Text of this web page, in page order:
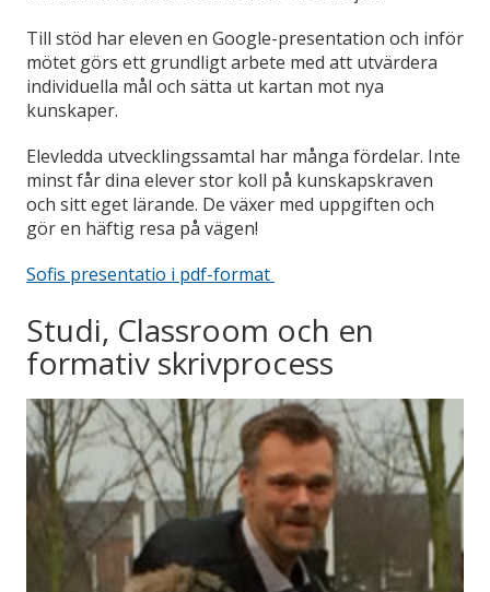
Till stöd har eleven en Google-presentation och inför
mötet görs ett grundligt arbete med att utvärdera
individuella mål och sätta ut kartan mot nya
kunskaper.
Elevledda utvecklingssamtal har många fördelar. Inte
minst får dina elever stor koll på kunskapskraven
och sitt eget lärande. De växer med uppgiften och
gör en häftig resa på vägen!
Sofis presentatio i pdf-format
Studi, Classroom och en
formativ skrivprocess